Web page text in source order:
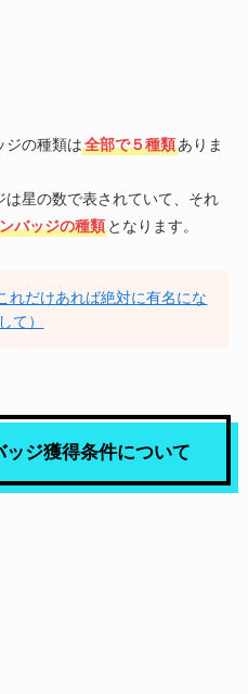
ジの種類は全部で５種類ありま
は星の数で表されていて、それ
バッジの種類となります。
れだけあれば絶対に有名にな
て）
ッジ獲得条件について